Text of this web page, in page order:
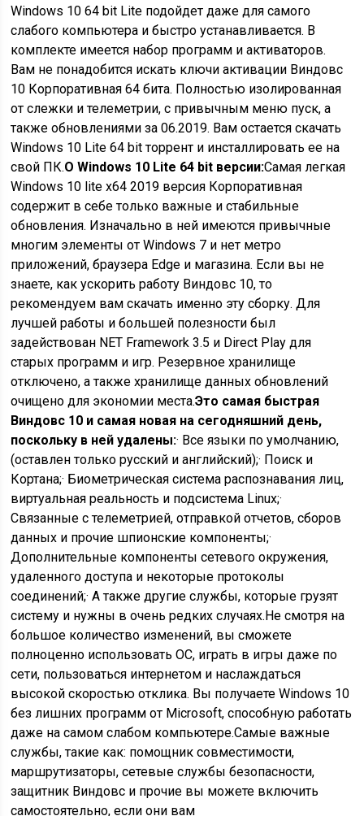
Windows 10 64 bit Lite подойдет даже для самого
слабого компьютера и быстро устанавливается. В
комплекте имеется набор программ и активаторов.
Вам не понадобится искать ключи активации Виндовс
10 Корпоративная 64 бита. Полностью изолированная
от слежки и телеметрии, с привычным меню пуск, а
также обновлениями за 06.2019. Вам остается скачать
Windows 10 Lite 64 bit торрент и инсталлировать ее на
свой ПК.О Windows 10 Lite 64 bit версии:Самая легкая
Windows 10 lite x64 2019 версия Корпоративная
содержит в себе только важные и стабильные
обновления. Изначально в ней имеются привычные
многим элементы от Windows 7 и нет метро
приложений, браузера Edge и магазина. Если вы не
знаете, как ускорить работу Виндовс 10, то
рекомендуем вам скачать именно эту сборку. Для
лучшей работы и большей полезности был
задействован NET Framework 3.5 и Direct Play для
старых программ и игр. Резервное хранилище
отключено, а также хранилище данных обновлений
очищено для экономии места.Это самая быстрая
Виндовс 10 и самая новая на сегодняшний день,
поскольку в ней удалены:· Все языки по умолчанию,
(оставлен только русский и английский);· Поиск и
Кортана;· Биометрическая система распознавания лиц,
виртуальная реальность и подсистема Linux;·
Связанные с телеметрией, отправкой отчетов, сборов
данных и прочие шпионские компоненты;·
Дополнительные компоненты сетевого окружения,
удаленного доступа и некоторые протоколы
соединений;· А также другие службы, которые грузят
систему и нужны в очень редких случаях.Не смотря на
большое количество изменений, вы сможете
полноценно использовать ОС, играть в игры даже по
сети, пользоваться интернетом и наслаждаться
высокой скоростью отклика. Вы получаете Windows 10
без лишних программ от Microsoft, способную работать
даже на самом слабом компьютере.Самые важные
службы, такие как: помощник совместимости,
маршрутизаторы, сетевые службы безопасности,
защитник Виндовс и прочие вы можете включить
самостоятельно, если они вам